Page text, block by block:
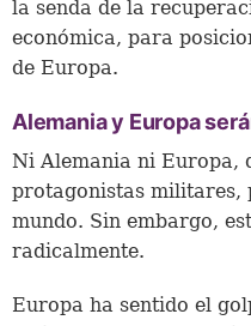
la senda de la
económica, para
de Europa.
Alemania y Europa
Ni Alemania ni Europa,
protagonistas militares,
mundo. Sin embargo,
radicalmente.
Europa ha sentido el